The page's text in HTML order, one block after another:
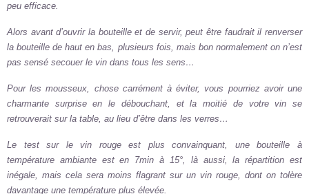
peu efficace.
Alors avant d’ouvrir la bouteille et de servir, peut être faudrait il renverser
la bouteille de haut en bas, plusieurs fois, mais bon normalement on n’est
pas sensé secouer le vin dans tous les sens…
Pour les mousseux, chose carrément à éviter, vous pourriez avoir une
charmante surprise en le débouchant, et la moitié de votre vin se
retrouverait sur la table, au lieu d’être dans les verres…
Le test sur le vin rouge est plus convainquant, une bouteille à
température ambiante est en 7min à 15°, là aussi, la répartition est
inégale, mais cela sera moins flagrant sur un vin rouge, dont on tolère
davantage une température plus élevée.